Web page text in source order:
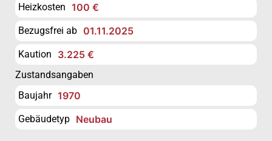
Heizkosten 100 €
Bezugsfrei ab 01.11.2025
Kaution 3.225 €
Zustandsangaben
Baujahr 1970
Gebäudetyp Neubau